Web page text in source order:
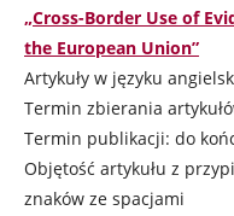
„Cross-Border Use of
the European Union”
Artykuły w języku
Termin zbierania
Termin publikacji: do
Objętość artykułu z
znaków ze spacjami